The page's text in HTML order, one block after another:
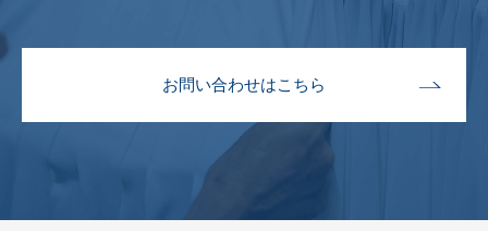
お問い合わせはこちら